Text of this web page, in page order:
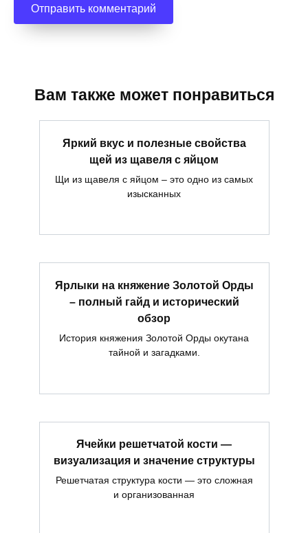
Вам также может понравиться
Яркий вкус и полезные свойства
щей из щавеля с яйцом
Щи из щавеля с яйцом – это одно из самых
изысканных
Ярлыки на княжение Золотой Орды
– полный гайд и исторический
обзор
История княжения Золотой Орды окутана
тайной и загадками.
Ячейки решетчатой кости —
визуализация и значение структуры
Решетчатая структура кости — это сложная
и организованная